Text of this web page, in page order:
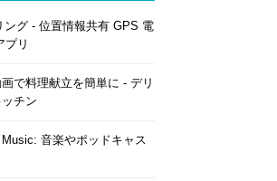
ング - 位置情報共有 GPS 電
プリ
で料理献立を簡単‪に - デリ
チン
音楽やポッドキャス